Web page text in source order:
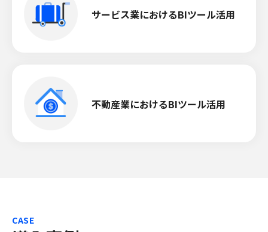
サービス業におけるBIツール活用
不動産業におけるBIツール活用
CASE